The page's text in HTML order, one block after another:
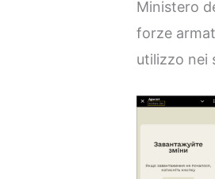
Ministero
forze
utilizzo nei